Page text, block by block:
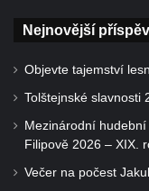
Nejnovější
Objevte tajemství
Tolštejnské slavnosti
Mezinárodní
Filipově 2026 – XIX.
Večer na počest